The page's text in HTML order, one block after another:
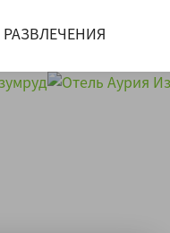
РАЗВЛЕЧЕНИЯ